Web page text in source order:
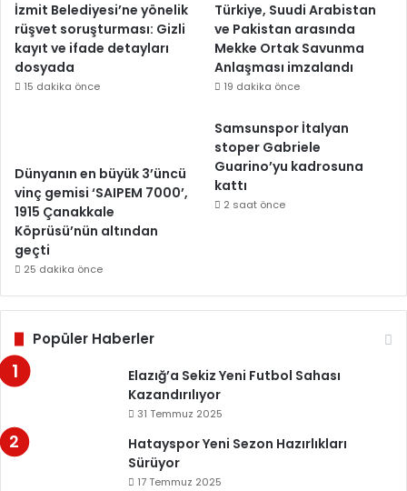
İzmit Belediyesi’ne yönelik
rüşvet soruşturması: Gizli
kayıt ve ifade detayları
dosyada
15 dakika önce
Türkiye, Suudi Arabistan
ve Pakistan arasında
Mekke Ortak Savunma
Anlaşması imzalandı
19 dakika önce
Dünyanın en büyük 3’üncü
vinç gemisi ‘SAIPEM 7000’,
1915 Çanakkale
Köprüsü’nün altından
geçti
25 dakika önce
Samsunspor İtalyan
stoper Gabriele
Guarino’yu kadrosuna
kattı
2 saat önce
Popüler Haberler
Elazığ’a Sekiz Yeni Futbol Sahası
Kazandırılıyor
31 Temmuz 2025
Hatayspor Yeni Sezon Hazırlıkları
Sürüyor
17 Temmuz 2025